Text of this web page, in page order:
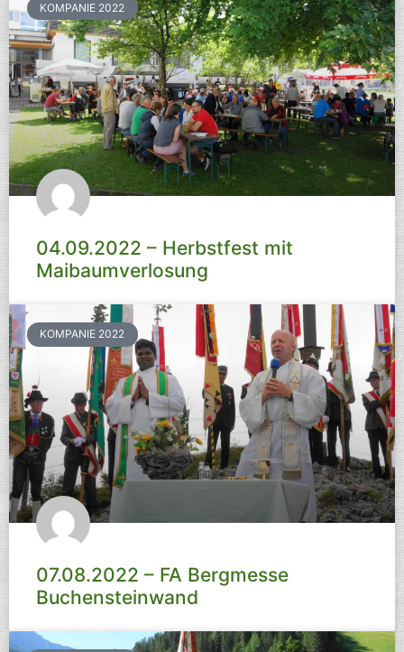
KOMPANIE 2022
04.09.2022 – Herbstfest mit
Maibaumverlosung
KOMPANIE 2022
07.08.2022 – FA Bergmesse
Buchensteinwand